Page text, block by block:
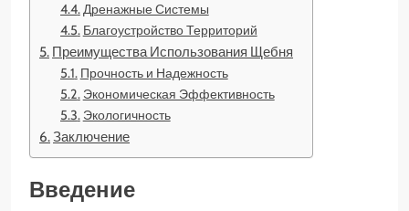
Дренажные Системы
Благоустройство Территорий
Преимущества Использования Щебня
Прочность и Надежность
Экономическая Эффективность
Экологичность
Заключение
Введение